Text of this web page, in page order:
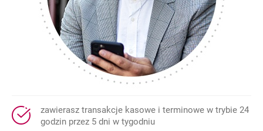
zawierasz transakcje kasowe i terminowe w trybie 24
godzin przez 5 dni w tygodniu